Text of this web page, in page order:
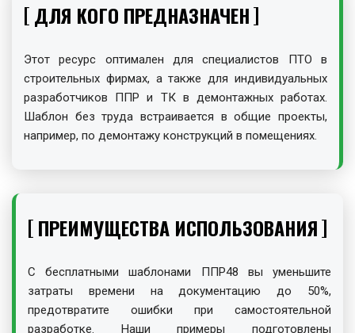
ДЛЯ КОГО ПРЕДНАЗНАЧЕН
Этот ресурс оптимален для специалистов ПТО в
строительных фирмах, а также для индивидуальных
разработчиков ППР и ТК в демонтажных работах.
Шаблон без труда встраивается в общие проекты,
например, по демонтажу конструкций в помещениях.
ПРЕИМУЩЕСТВА ИСПОЛЬЗОВАНИЯ
С бесплатными шаблонами ППР48 вы уменьшите
затраты времени на документацию до 50%,
предотвратите ошибки при самостоятельной
разработке. Наши примеры подготовлены